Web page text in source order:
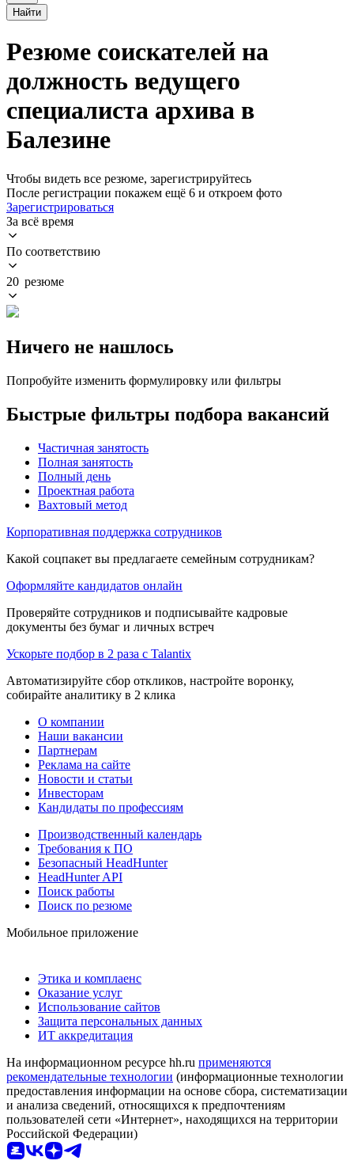
Найти
Резюме соискателей на
должность ведущего
специалиста архива в
Балезине
Чтобы видеть все резюме, зарегистрируйтесь
После регистрации покажем ещё 6 и откроем фото
Зарегистрироваться
За всё время
По соответствию
20 резюме
Ничего не нашлось
Попробуйте изменить формулировку или фильтры
Быстрые фильтры подбора вакансий
Частичная занятость
Полная занятость
Полный день
Проектная работа
Вахтовый метод
Корпоративная поддержка сотрудников
Какой соцпакет вы предлагаете семейным сотрудникам?
Оформляйте кандидатов онлайн
Проверяйте сотрудников и подписывайте кадровые
документы без бумаг и личных встреч
Ускорьте подбор в 2 раза с Talantix
Автоматизируйте сбор откликов, настройте воронку,
собирайте аналитику в 2 клика
О компании
Наши вакансии
Партнерам
Реклама на сайте
Новости и статьи
Инвесторам
Кандидаты по профессиям
Производственный календарь
Требования к ПО
Безопасный HeadHunter
HeadHunter API
Поиск работы
Поиск по резюме
Мобильное приложение
Этика и комплаенс
Оказание услуг
Использование сайтов
Защита персональных данных
ИТ аккредитация
На информационном ресурсе hh.ru применяются
рекомендательные технологии (информационные технологии
предоставления информации на основе сбора, систематизации
и анализа сведений, относящихся к предпочтениям
пользователей сети «Интернет», находящихся на территории
Российской Федерации)